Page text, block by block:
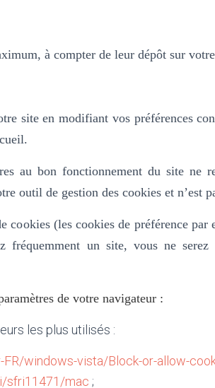
à compter de leur dépôt sur
site en modifiant vos préférences
au bon fonctionnement du site ne
outil de gestion des cookies et n’est
(les cookies de préférence
un site, vous ne serez
de votre navigateur :
les plus utilisés :
windows-vista/Block-or-allow-
sfri11471/mac ;